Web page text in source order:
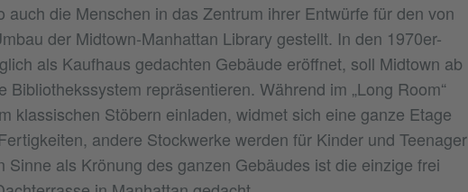
auch die Menschen in das Zentrum ihrer Entwürfe für den von
der Midtown-Manhattan Library gestellt. In den 1970er-
als Kaufhaus gedachten Gebäude eröffnet, soll Midtown ab
Bibliothekssystem repräsentieren. Während im „Long Room“
klassischen Stöbern einladen, widmet sich eine ganze Etage
andere Stockwerke werden für Kinder und Teenager
Sinne als Krönung des ganzen Gebäudes ist die einzige frei